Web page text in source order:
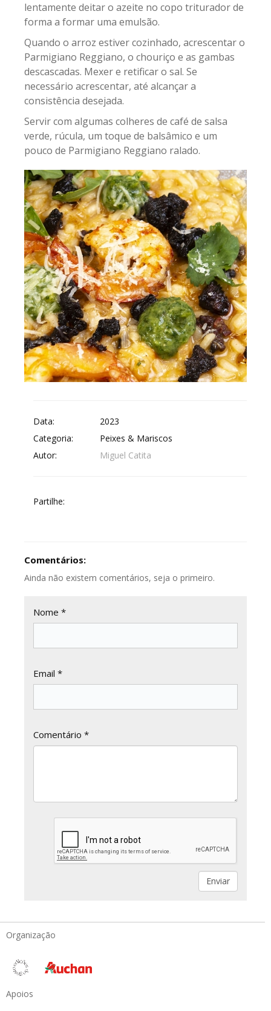
lentamente deitar o azeite no copo triturador de
forma a formar uma emulsão.
Quando o arroz estiver cozinhado, acrescentar o
Parmigiano Reggiano, o chouriço e as gambas
descascadas. Mexer e retificar o sal. Se
necessário acrescentar, até alcançar a
consistência desejada.
Servir com algumas colheres de café de salsa
verde, rúcula, um toque de balsâmico e um
pouco de Parmigiano Reggiano ralado.
Data:
2023
Categoria:
Peixes & Mariscos
Autor:
Miguel Catita
Partilhe:
Comentários:
Ainda não existem comentários, seja o primeiro.
Nome *
Email *
Comentário *
Organização
Apoios